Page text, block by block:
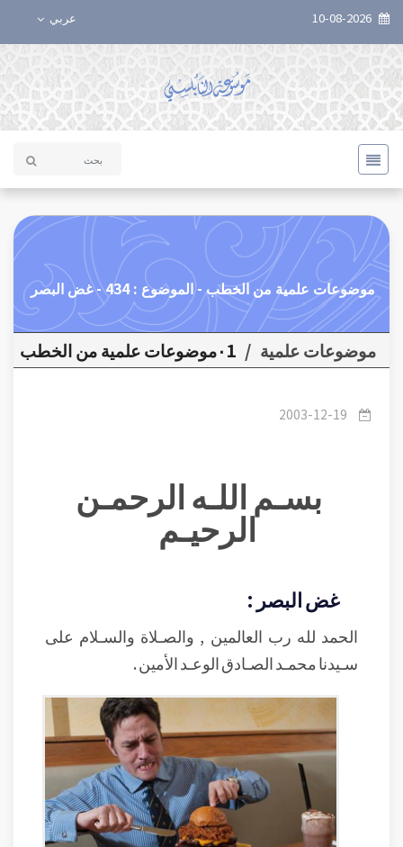
عربي
موضوعات علمية من الخطب - الموضوع : 434 - غض البصر
موضوعات علمية / ٠1موضوعات علمية من الخطب
2003-12-19
بسـم اللـه الرحمـن
الرحيـم
غض البصر :
الحمد لله رب العالمين , والصـلاة والسـلام على
سـيدنا محمـد الصـادق الوعـد الأمين .